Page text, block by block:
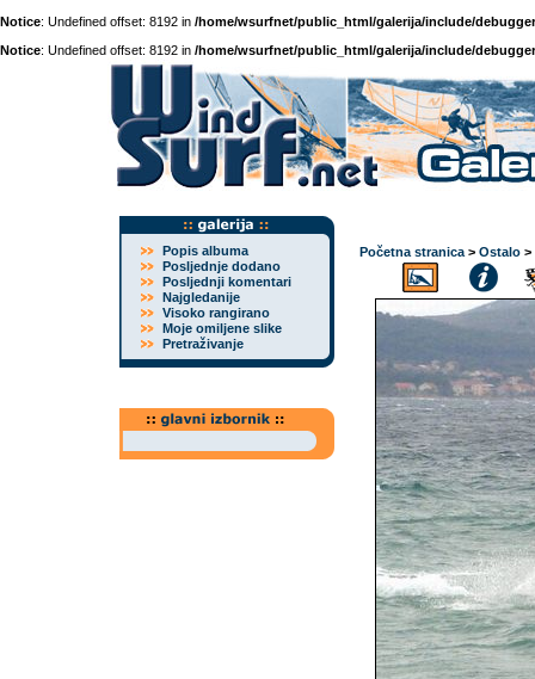
Notice: Undefined offset: 8192 in /home/wsurfnet/public_html/galerija/include/
Notice: Undefined offset: 8192 in /home/wsurfnet/public_html/galerija/include/
Popis albuma
Posljednje dodano
Posljednji komentari
Najgledanije
Visoko rangirano
Moje omiljene slike
Pretraživanje
Početna stranica > Ostalo >